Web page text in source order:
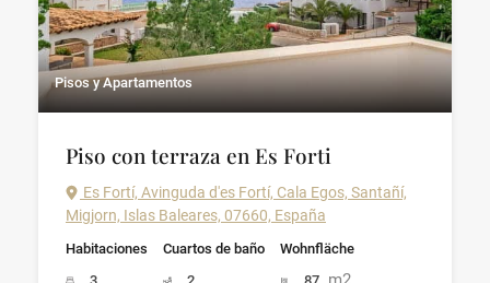
Pisos y Apartamentos
Piso con terraza en Es Forti
Es Fortí, Avinguda d'es Fortí, Cala Egos, Santañí,
Migjorn, Islas Baleares, 07660, España
Habitaciones
Cuartos de baño
Wohnfläche